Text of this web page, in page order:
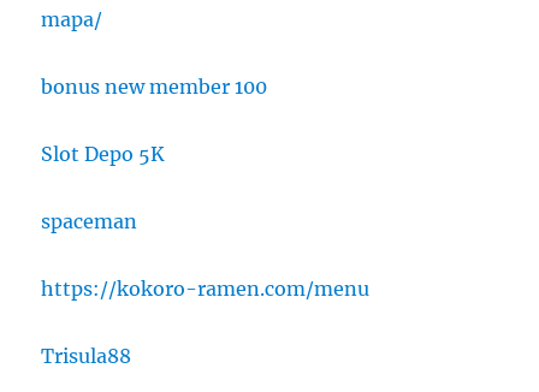
mapa/
bonus new member 100
Slot Depo 5K
spaceman
https://kokoro-ramen.com/menu
Trisula88